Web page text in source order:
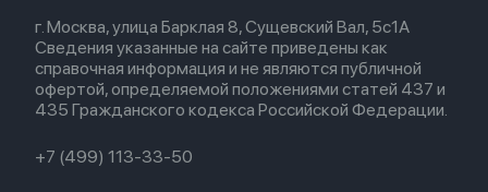
Airpods 2
Airpods (1-е)
Для Apple Watch
Политика конфиденциальности
Оплата и доставка
Партнерская программа
Гарантия
Обмен и возврат
Trade-in
Новые поступления
Популярное
Акции
г. Москва, улица Барклая 8, Сущевский Вал, 5с1А
Сведения указанные на сайте приведены как
справочная информация и не являются публичной
офертой, определяемой положениями статей 437 и
435 Гражданского кодекса Российской Федерации.
+7 (499) 113-33-50